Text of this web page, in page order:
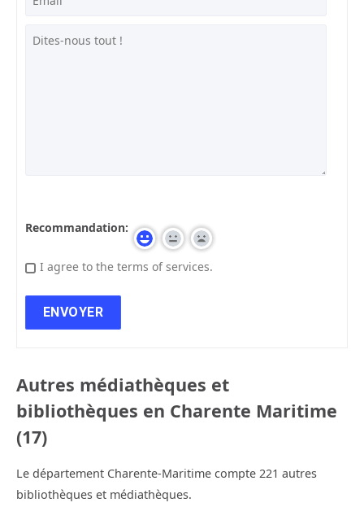
Recommandation:
I agree to the terms of services.
Autres médiathèques et
bibliothèques en Charente Maritime
(17)
Le département Charente-Maritime compte 221 autres
bibliothèques et médiathèques.